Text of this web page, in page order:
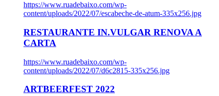
https://www.ruadebaixo.com/wp-
content/uploads/2022/07/escabeche-de-atum-335x256.jpg
RESTAURANTE IN.VULGAR RENOVA A
CARTA
https://www.ruadebaixo.com/wp-
content/uploads/2022/07/d6c2815-335x256.jpg
ARTBEERFEST 2022